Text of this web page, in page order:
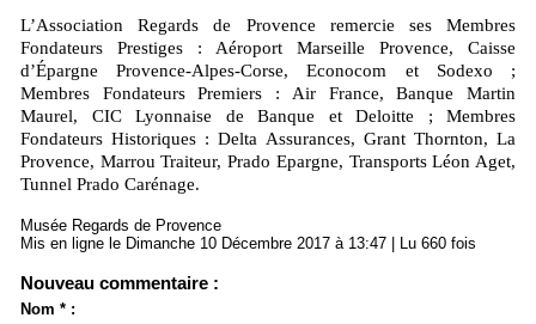
L’Association Regards de Provence remercie ses Membres
Fondateurs Prestiges : Aéroport Marseille Provence, Caisse
d’Épargne Provence-Alpes-Corse, Econocom et Sodexo ;
Membres Fondateurs Premiers : Air France, Banque Martin
Maurel, CIC Lyonnaise de Banque et Deloitte ; Membres
Fondateurs Historiques : Delta Assurances, Grant Thornton, La
Provence, Marrou Traiteur, Prado Epargne, Transports Léon Aget,
Tunnel Prado Carénage.
Musée Regards de Provence
Mis en ligne le Dimanche 10 Décembre 2017 à 13:47 | Lu 660 fois
Nouveau commentaire :
Nom * :